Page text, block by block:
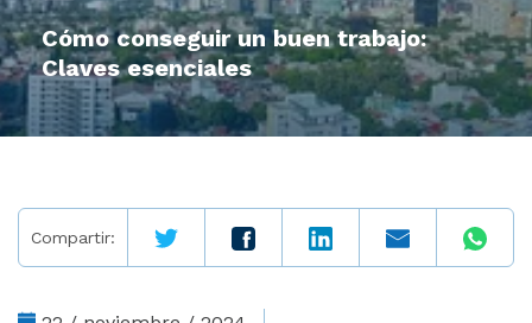
Cómo conseguir un buen trabajo:
Claves esenciales
Compartir: